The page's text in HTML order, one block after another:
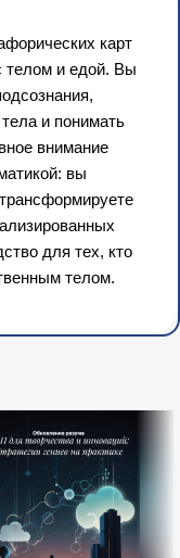
карт
телом и едой. Вы
и понимать
внимание
вы
для тех, кто
телом.